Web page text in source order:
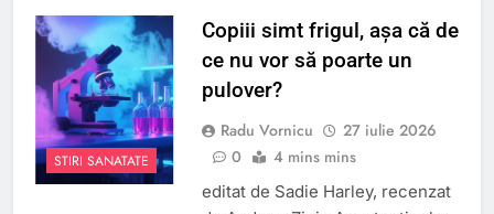
STIRI SANATATE
Copiii simt frigul, așa că de
ce nu vor să poarte un
pulover?
Radu Vornicu
27 iulie 2026
0
4 mins mins
editat de Sadie Harley, recenzat